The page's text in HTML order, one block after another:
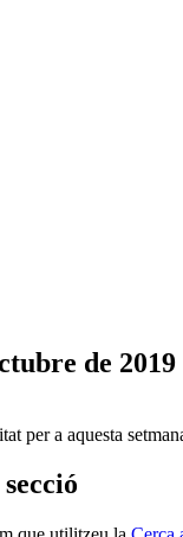
de 2019
per a aquesta